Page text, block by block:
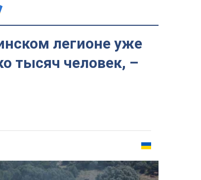
легионе уже
тысяч человек, –